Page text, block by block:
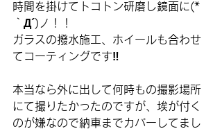
時間を掛けてトコトン研磨し鏡面に(*
｀Д´)ノ！！
ガラスの撥水施工、ホイールも合わせ
てコーティングです‼️
本当なら外に出して何時もの撮影場所
にて撮りたかったのですが、埃が付く
のが嫌なので納車までカバーしてまし